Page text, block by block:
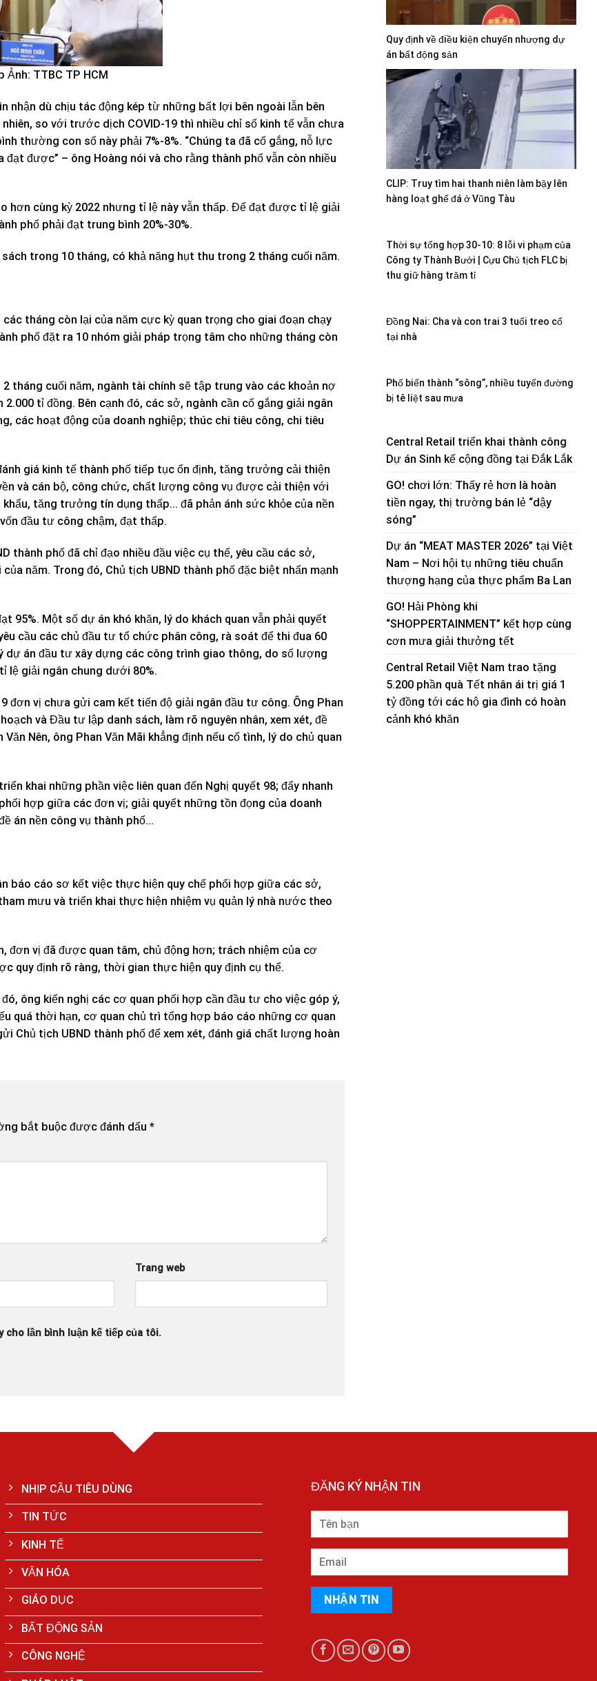
Ảnh: TTBC TP HCM
nhận dù chịu tác động kép từ những bất lợi bên ngoài lẫn bên
so với trước dịch COVID-19 thì nhiều chỉ số kinh tế vẫn chưa
thường con số này phải 7%-8%. “Chúng ta đã cố gắng, nỗ lực
được” – ông Hoàng nói và cho rằng thành phố vẫn còn nhiều
hơn cùng kỳ 2022 nhưng tỉ lệ này vẫn thấp. Để đạt được tỉ lệ giải
phố phải đạt trung bình 20%-30%.
trong 10 tháng, có khả năng hụt thu trong 2 tháng cuối năm.
tháng còn lại của năm cực kỳ quan trọng cho giai đoạn chạy
phố đặt ra 10 nhóm giải pháp trọng tâm cho những tháng còn
tháng cuối năm, ngành tài chính sẽ tập trung vào các khoản nợ
tỉ đồng. Bên cạnh đó, các sở, ngành cần cố gắng giải ngân
các hoạt động của doanh nghiệp; thúc chi tiêu công, chi tiêu
giá kinh tế thành phố tiếp tục ổn định, tăng trưởng cải thiện
và cán bộ, công chức, chất lượng công vụ được cải thiện với
tăng trưởng tín dụng thấp… đã phản ánh sức khỏe của nền
đầu tư công chậm, đạt thấp.
thành phố đã chỉ đạo nhiều đầu việc cụ thể, yêu cầu các sở,
năm. Trong đó, Chủ tịch UBND thành phố đặc biệt nhấn mạnh
95%. Một số dự án khó khăn, lý do khách quan vẫn phải quyết
cầu các chủ đầu tư tổ chức phân công, rà soát để thi đua 60
dự án đầu tư xây dựng các công trình giao thông, do số lượng
lệ giải ngân chung dưới 80%.
đơn vị chưa gửi cam kết tiến độ giải ngân đầu tư công. Ông Phan
và Đầu tư lập danh sách, làm rõ nguyên nhân, xem xét, đề
Nên, ông Phan Văn Mãi khẳng định nếu cố tình, lý do chủ quan
khai những phần việc liên quan đến Nghị quyết 98; đẩy nhanh
hợp giữa các đơn vị; giải quyết những tồn đọng của doanh
án nền công vụ thành phố…
báo cáo sơ kết việc thực hiện quy chế phối hợp giữa các sở,
mưu và triển khai thực hiện nhiệm vụ quản lý nhà nước theo
đơn vị đã được quan tâm, chủ động hơn; trách nhiệm của cơ
quy định rõ ràng, thời gian thực hiện quy định cụ thể.
ông kiến nghị các cơ quan phối hợp cần đầu tư cho việc góp ý,
quá thời hạn, cơ quan chủ trì tổng hợp báo cáo những cơ quan
Chủ tịch UBND thành phố để xem xét, đánh giá chất lượng hoàn
bắt buộc được đánh dấu *
Trang web
cho lần bình luận kế tiếp của tôi.
Quy định về điều kiện chuyển nhượng dự
án bất động sản
CLIP: Truy tìm hai thanh niên làm bậy lên
hàng loạt ghế đá ở Vũng Tàu
Thời sự tổng hợp 30-10: 8 lỗi vi phạm của
Công ty Thành Bưởi | Cựu Chủ tịch FLC bị
thu giữ hàng trăm tỉ
Đồng Nai: Cha và con trai 3 tuổi treo cổ
tại nhà
Phố biến thành “sông”, nhiều tuyến đường
bị tê liệt sau mưa
Central Retail triển khai thành công
Dự án Sinh kế cộng đồng tại Đắk Lắk
GO! chơi lớn: Thấy rẻ hơn là hoàn
tiền ngay, thị trường bán lẻ “dậy
sóng”
Dự án “MEAT MASTER 2026” tại Việt
Nam – Nơi hội tụ những tiêu chuẩn
thượng hạng của thực phẩm Ba Lan
GO! Hải Phòng khi
“SHOPPERTAINMENT” kết hợp cùng
cơn mưa giải thưởng tết
Central Retail Việt Nam trao tặng
5.200 phần quà Tết nhân ái trị giá 1
tỷ đồng tới các hộ gia đình có hoàn
cảnh khó khăn
NHỊP CẦU TIÊU DÙNG
TIN TỨC
KINH TẾ
VĂN HÓA
GIÁO DỤC
BẤT ĐỘNG SẢN
CÔNG NGHỆ
ĐĂNG KÝ NHẬN TIN